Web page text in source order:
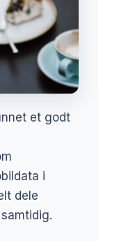
et godt
i
dele